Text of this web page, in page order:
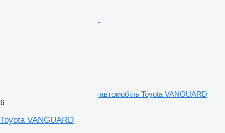
автомобіль Toyota VANGUARD
6
Toyota VANGUARD